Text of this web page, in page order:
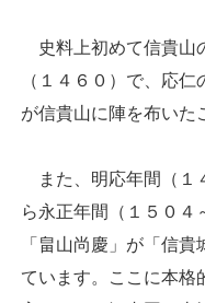
史料上初めて信貴山
（１４６０）で、応仁
が信貴山に陣を布いた
また、明応年間（１
ら永正年間（１５０４
「畠山尚慶」が「信
ています。ここに本格